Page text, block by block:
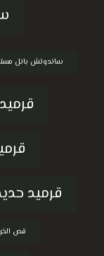
ساندوتش بانل
قرميد
قص